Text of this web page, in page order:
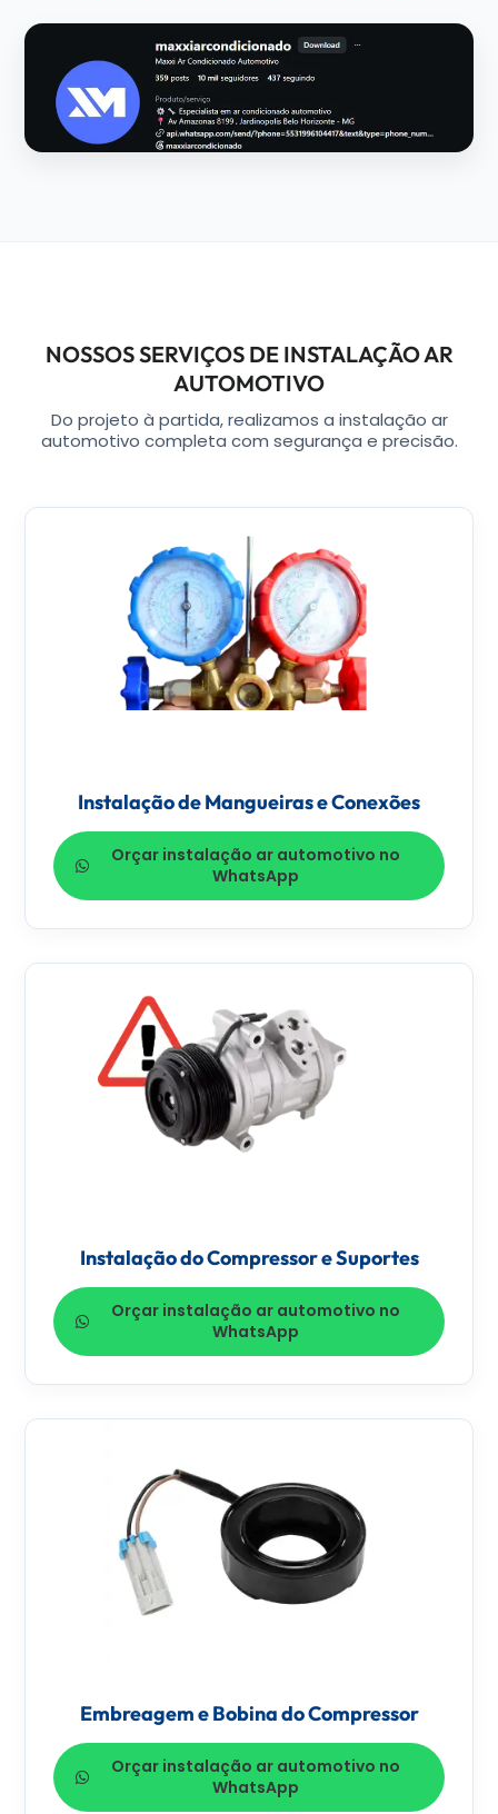
NOSSOS SERVIÇOS DE INSTALAÇÃO AR
AUTOMOTIVO
Do projeto à partida, realizamos a instalação ar
automotivo completa com segurança e precisão.
Instalação de Mangueiras e Conexões
Orçar instalação ar automotivo no
WhatsApp
Instalação do Compressor e Suportes
Orçar instalação ar automotivo no
WhatsApp
Embreagem e Bobina do Compressor
Orçar instalação ar automotivo no
WhatsApp